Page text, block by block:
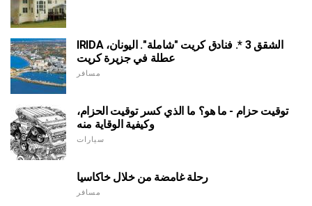
IRIDA الشقق 3 *. فنادق كريت "شاملة". اليونان،
عطلة في جزيرة كريت
مسافر
توقيت حزام - ما هو؟ ما الذي كسر توقيت الحزام،
وكيفية الوقاية منه
سيارات
رحلة غامضة من خلال خاكاسيا
مسافر